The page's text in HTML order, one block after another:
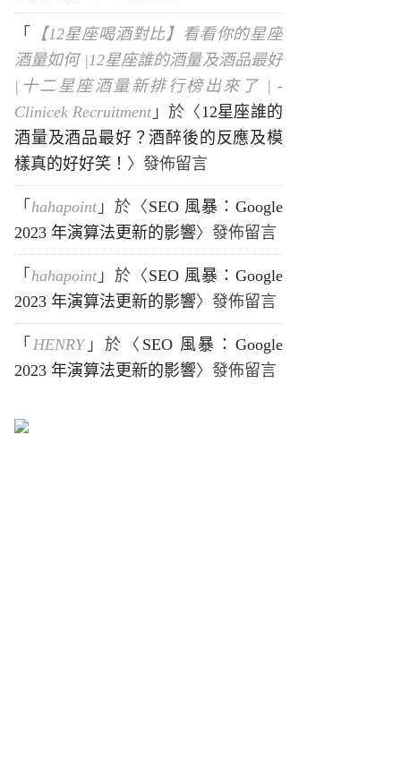
「
【12星座喝酒對比】看看你的星座
酒量如何 |12星座誰的酒量及酒品最好
|十二星座酒量新排行榜出來了 | -
Clinicek Recruitment 」於〈 12星座誰的
酒量及酒品最好？酒醉後的反應及模
樣真的好好笑！ 〉發佈留言
「 hahapoint 」於〈 SEO 風暴：Google
2023 年演算法更新的影響〉發佈留言
「 hahapoint 」於〈 SEO 風暴：Google
2023 年演算法更新的影響〉發佈留言
「 HENRY」於〈 SEO 風暴：Google
2023 年演算法更新的影響〉發佈留言